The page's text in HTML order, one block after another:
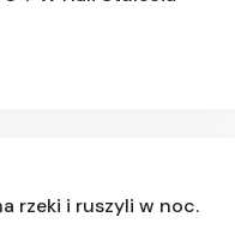
rzeki i ruszyli w noc.